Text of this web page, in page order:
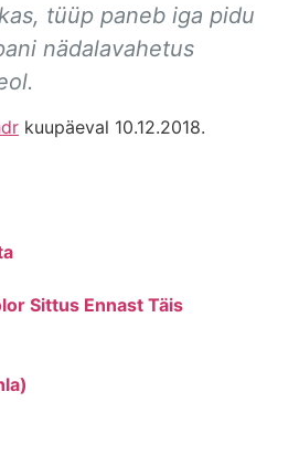
tüüp paneb iga pidu
nädalavahetus
kuupäeval 10.12.2018.
Sittus Ennast Täis